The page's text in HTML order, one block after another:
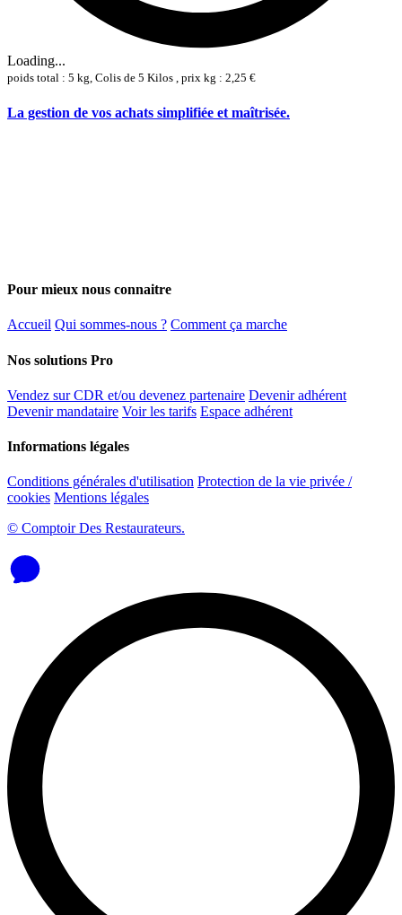
Loading...
poids total : 5 kg, Colis de 5 Kilos , prix kg : 2,25 €
La gestion de vos achats simplifiée et maîtrisée.
Pour mieux nous connaitre
Accueil Qui sommes-nous ? Comment ça marche
Nos solutions Pro
Vendez sur CDR et/ou devenez partenaire Devenir adhérent
Devenir mandataire Voir les tarifs Espace adhérent
Informations légales
Conditions générales d'utilisation Protection de la vie privée /
cookies Mentions légales
© Comptoir Des Restaurateurs.